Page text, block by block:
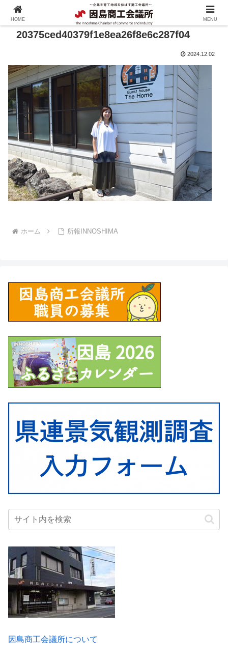
20375ced40379f1e8ea26f8e6c287f04
2024.12.02
ホーム 所報INNOSHIMA
因島商工会議所について
HOME MENU